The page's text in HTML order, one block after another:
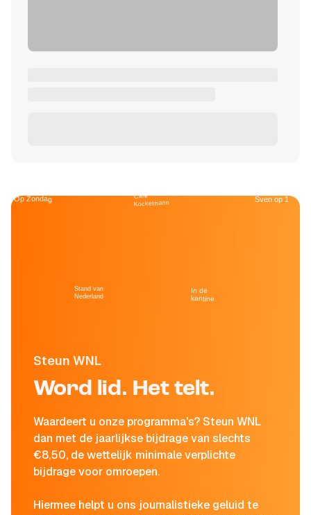
Steun WNL
Word lid. Het telt.
Waardeert u onze programma's? Steun WNL
dan met de jaarlijkse bijdrage van slechts
€8,50, de wettelijk minimale verplichte
bijdrage voor omroepen.
Hiermee helpt u ons journalistieke geluid te
Op Zondag
Stand van
Nederland
Café
Kockelmann
In de
kantine
Sven op 1